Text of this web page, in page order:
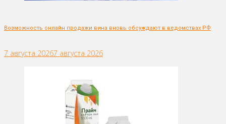
Возможность онлайн продажи вина вновь обсуждают в ведомствах РФ
7 августа 20267 августа 2026